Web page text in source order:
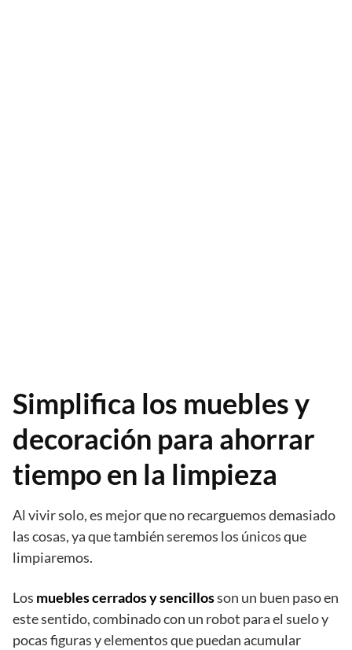
Simplifica los muebles y
decoración para ahorrar
tiempo en la limpieza
Al vivir solo, es mejor que no recarguemos demasiado
las cosas, ya que también seremos los únicos que
limpiaremos.
Los muebles cerrados y sencillosson un buen paso en
este sentido, combinado con un robot para el suelo y
pocas figuras y elementos que puedan acumular